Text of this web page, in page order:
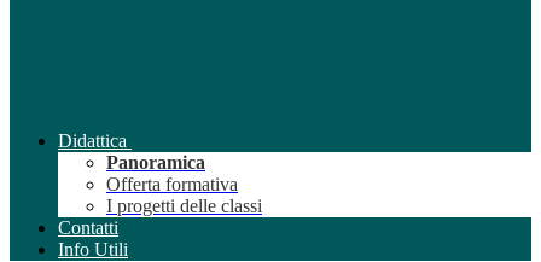
Didattica
Panoramica
Offerta formativa
I progetti delle classi
Contatti
Info Utili